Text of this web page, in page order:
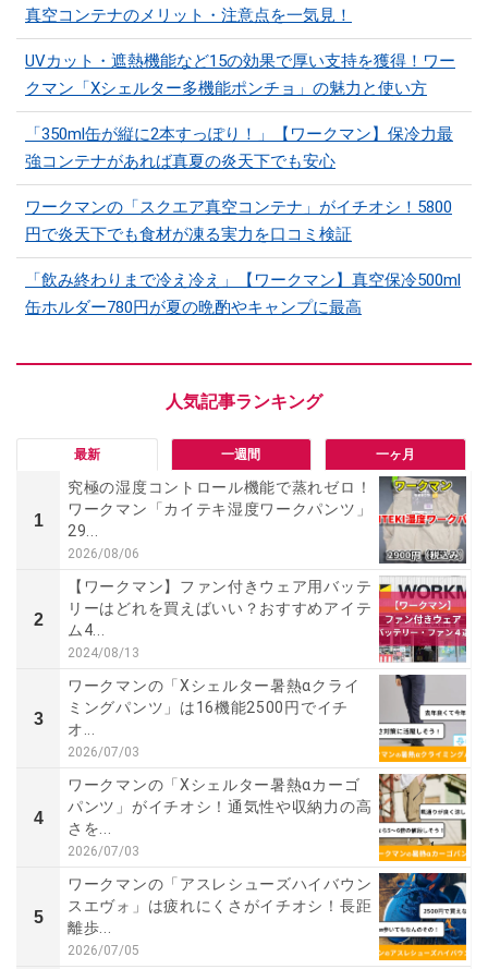
真空コンテナのメリット・注意点を一気見！
UVカット・遮熱機能など15の効果で厚い支持を獲得！ワー
クマン「Xシェルター多機能ポンチョ」の魅力と使い方
「350ml缶が縦に2本すっぽり！」【ワークマン】保冷力最
強コンテナがあれば真夏の炎天下でも安心
ワークマンの「スクエア真空コンテナ」がイチオシ！5800
円で炎天下でも食材が凍る実力を口コミ検証
「飲み終わりまで冷え冷え」【ワークマン】真空保冷500ml
缶ホルダー780円が夏の晩酌やキャンプに最高
最新 一週間 一ヶ月
1
究極の湿度コントロール機能で蒸れゼロ！
ワークマン「カイテキ湿度ワークパンツ」
29...
2026/08/06
2
【ワークマン】ファン付きウェア用バッテ
リーはどれを買えばいい？おすすめアイテ
ム4...
2024/08/13
3
ワークマンの「Xシェルター暑熱αクライ
ミングパンツ」は16機能2500円でイチ
オ...
2026/07/03
4
ワークマンの「Xシェルター暑熱αカーゴ
パンツ」がイチオシ！通気性や収納力の高
さを...
2026/07/03
5
ワークマンの「アスレシューズハイバウン
スエヴォ」は疲れにくさがイチオシ！長距
離歩...
2026/07/05